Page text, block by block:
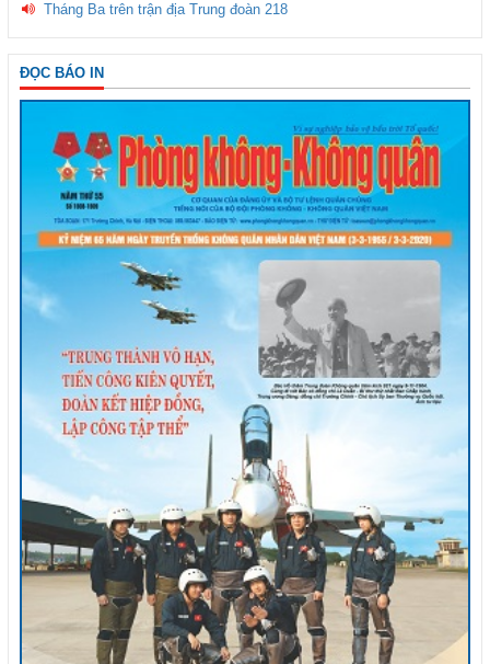
Tháng Ba trên trận địa Trung đoàn 218
ĐỌC BÁO IN